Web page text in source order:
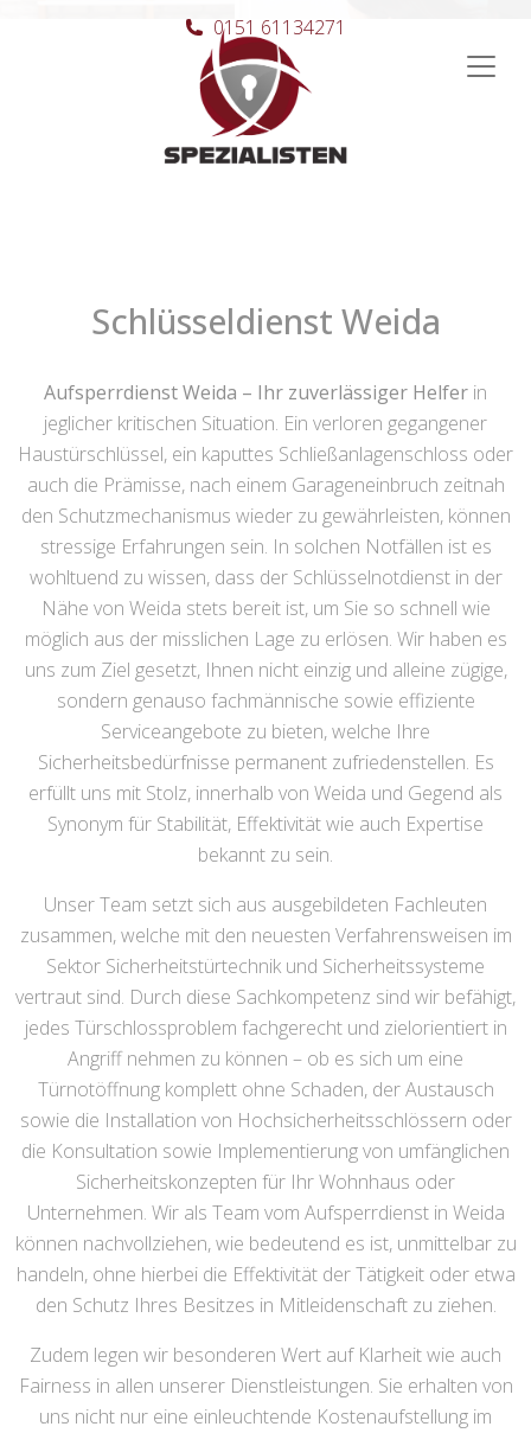
Hauptnavigation
0151 61134271
Schlüsseldienst Weida
Aufsperrdienst Weida – Ihr zuverlässiger Helfer in
jeglicher kritischen Situation. Ein verloren gegangener
Haustürschlüssel, ein kaputtes Schließanlagenschloss oder
auch die Prämisse, nach einem Garageneinbruch zeitnah
den Schutzmechanismus wieder zu gewährleisten, können
stressige Erfahrungen sein. In solchen Notfällen ist es
wohltuend zu wissen, dass der Schlüsselnotdienst in der
Nähe von Weida stets bereit ist, um Sie so schnell wie
möglich aus der misslichen Lage zu erlösen. Wir haben es
uns zum Ziel gesetzt, Ihnen nicht einzig und alleine zügige,
sondern genauso fachmännische sowie effiziente
Serviceangebote zu bieten, welche Ihre
Sicherheitsbedürfnisse permanent zufriedenstellen. Es
erfüllt uns mit Stolz, innerhalb von Weida und Gegend als
Synonym für Stabilität, Effektivität wie auch Expertise
bekannt zu sein.
Unser Team setzt sich aus ausgebildeten Fachleuten
zusammen, welche mit den neuesten Verfahrensweisen im
Sektor Sicherheitstürtechnik und Sicherheitssysteme
vertraut sind. Durch diese Sachkompetenz sind wir befähigt,
jedes Türschlossproblem fachgerecht und zielorientiert in
Angriff nehmen zu können – ob es sich um eine
Türnotöffnung komplett ohne Schaden, der Austausch
sowie die Installation von Hochsicherheitsschlössern oder
die Konsultation sowie Implementierung von umfänglichen
Sicherheitskonzepten für Ihr Wohnhaus oder
Unternehmen. Wir als Team vom Aufsperrdienst in Weida
können nachvollziehen, wie bedeutend es ist, unmittelbar zu
handeln, ohne hierbei die Effektivität der Tätigkeit oder etwa
den Schutz Ihres Besitzes in Mitleidenschaft zu ziehen.
Zudem legen wir besonderen Wert auf Klarheit wie auch
Fairness in allen unserer Dienstleistungen. Sie erhalten von
uns nicht nur eine einleuchtende Kostenaufstellung im